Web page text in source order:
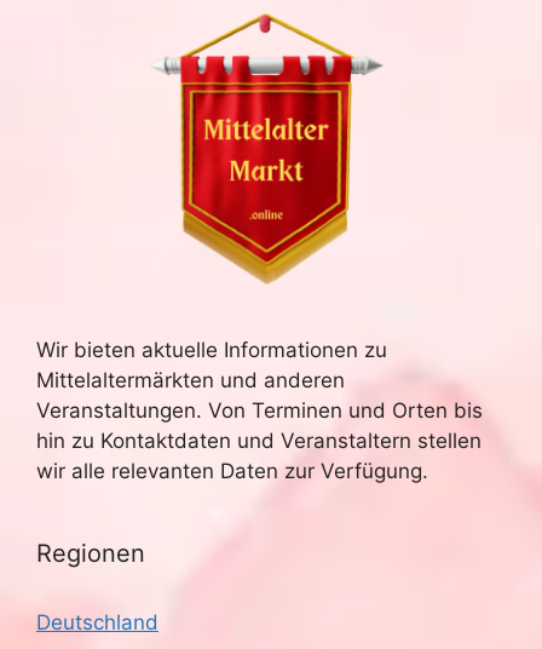
Wir bieten aktuelle Informationen zu
Mittelaltermärkten und anderen
Veranstaltungen. Von Terminen und Orten bis
hin zu Kontaktdaten und Veranstaltern stellen
wir alle relevanten Daten zur Verfügung.
Regionen
Deutschland